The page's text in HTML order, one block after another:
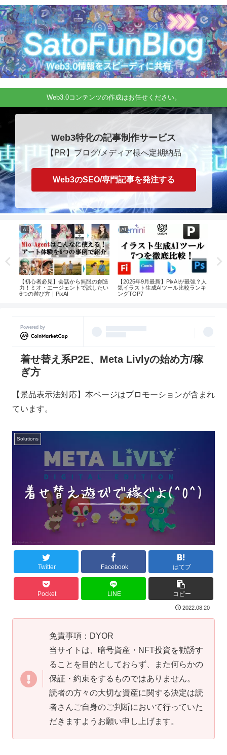
Web3.0コンテンツの作成はお任せください。
Web3特化の記事制作サービス
【PR】ブログ/メディア様へ定期納品
Web3のSEO/専門記事を発注する
AI
【初心者必見】会話から無限の創造
力！ミオ・エージェントで試したい
6つの遊び方｜PixAI
AI
【2025年9月最新】PixAIが最強？人
気イラスト生成AIツール比較ランキ
ングTOP7
Powered by
着せ替え系P2E、Meta Livlyの始め方/稼
ぎ方
【景品表示法対応】本ページはプロモーションが含まれ
ています。
Solutions
Twitter Facebook はてブ
Pocket LINE コピー
2022.08.20
免責事項：DYOR
当サイトは、暗号資産・NFT投資を勧誘す
ることを目的としておらず、また何らかの
保証・約束をするものではありません。
読者の方々の大切な資産に関する決定は読
者さんご自身のご判断において行っていた
だきますようお願い申し上げます。